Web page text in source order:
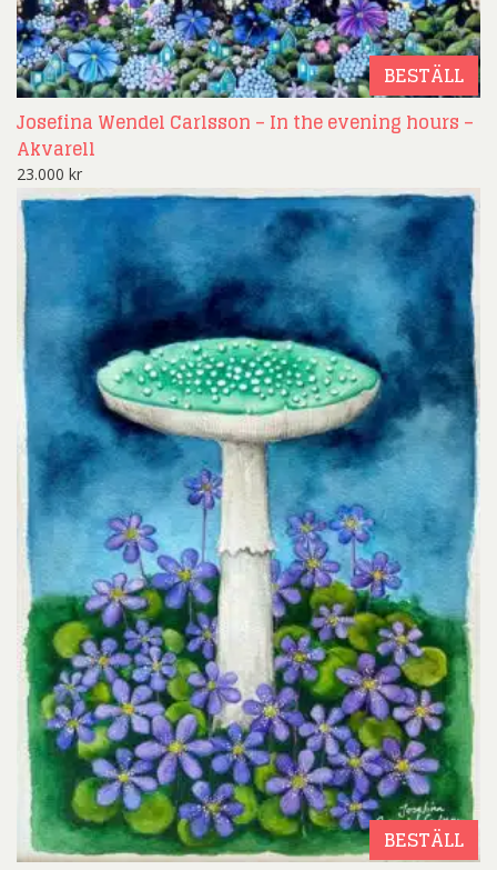
BESTÄLL
Josefina Wendel Carlsson – In the evening hours –
Akvarell
23.000 kr
BESTÄLL